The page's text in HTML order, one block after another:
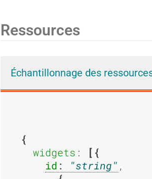
e
d
'
Ressources
Échantillonnage des
widgets :
id : string
,